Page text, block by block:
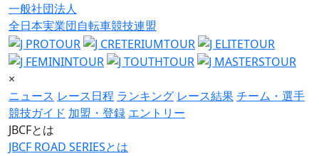
一般社団法人
全日本実業団自転車競技連盟
×
ニュース レース日程 ランキング レース結果チーム・選手
競技ガイド 加盟・登録 エントリー
JBCFとは
JBCF ROAD SERIESとは